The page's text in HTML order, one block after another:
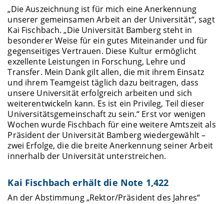
„Die Auszeichnung ist für mich eine Anerkennung
unserer gemeinsamen Arbeit an der Universität“, sagt
Kai Fischbach. „Die Universität Bamberg steht in
besonderer Weise für ein gutes Miteinander und für
gegenseitiges Vertrauen. Diese Kultur ermöglicht
exzellente Leistungen in Forschung, Lehre und
Transfer. Mein Dank gilt allen, die mit ihrem Einsatz
und ihrem Teamgeist täglich dazu beitragen, dass
unsere Universität erfolgreich arbeiten und sich
weiterentwickeln kann. Es ist ein Privileg, Teil dieser
Universitätsgemeinschaft zu sein.“ Erst vor wenigen
Wochen wurde Fischbach für eine weitere Amtszeit als
Präsident der Universität Bamberg wiedergewählt –
zwei Erfolge, die die breite Anerkennung seiner Arbeit
innerhalb der Universität unterstreichen.
Kai Fischbach erhält die Note 1,422
An der Abstimmung „Rektor/Präsident des Jahres“